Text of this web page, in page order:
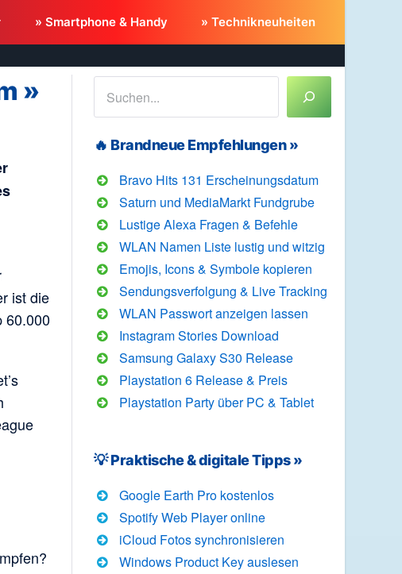
» Smartphone & Handy » Technikneuheiten
»
ist die
60.000
🔥 Brandneue Empfehlungen »
Bravo Hits 131 Erscheinungsdatum
Saturn und MediaMarkt Fundgrube
Lustige Alexa Fragen & Befehle
WLAN Namen Liste lustig und witzig
Emojis, Icons & Symbole kopieren
Sendungsverfolgung & Live Tracking
WLAN Passwort anzeigen lassen
Instagram Stories Download
Samsung Galaxy S30 Release
Playstation 6 Release & Preis
Playstation Party über PC & Tablet
💡 Praktische & digitale Tipps »
Google Earth Pro kostenlos
Spotify Web Player online
iCloud Fotos synchronisieren
Windows Product Key auslesen